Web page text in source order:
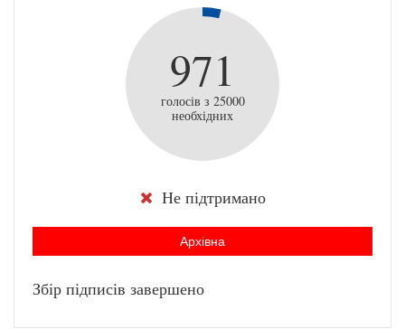
971
голосів з 25000
необхідних
Не підтримано
Архівна
Збір підписів завершено